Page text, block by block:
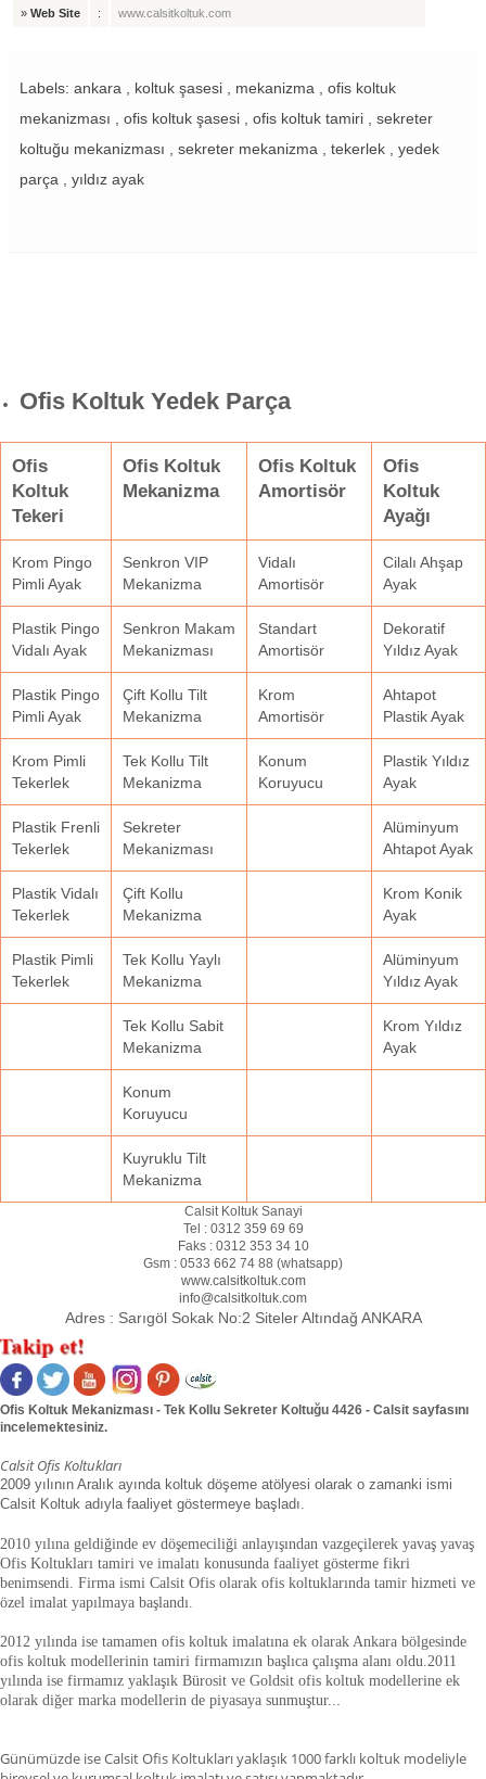
» Web Site : www.calsitkoltuk.com
Labels: ankara , koltuk şasesi , mekanizma , ofis koltuk
mekanizması , ofis koltuk şasesi , ofis koltuk tamiri , sekreter
koltuğu mekanizması , sekreter mekanizma , tekerlek , yedek
parça , yıldız ayak
Ofis Koltuk Yedek Parça
Ofis
Koltuk
Tekeri
Ofis Koltuk
Mekanizma
Ofis Koltuk
Amortisör
Ofis
Koltuk
Ayağı
Krom Pingo
Pimli Ayak
Senkron VIP
Mekanizma
Vidalı
Amortisör
Cilalı Ahşap
Ayak
Plastik Pingo
Vidalı Ayak
Senkron Makam
Mekanizması
Standart
Amortisör
Dekoratif
Yıldız Ayak
Plastik Pingo
Pimli Ayak
Çift Kollu Tilt
Mekanizma
Krom
Amortisör
Ahtapot
Plastik Ayak
Krom Pimli
Tekerlek
Tek Kollu Tilt
Mekanizma
Konum
Koruyucu
Plastik Yıldız
Ayak
Plastik Frenli
Tekerlek
Sekreter
Mekanizması
Alüminyum
Ahtapot Ayak
Plastik Vidalı
Tekerlek
Çift Kollu
Mekanizma
Krom Konik
Ayak
Plastik Pimli
Tekerlek
Tek Kollu Yaylı
Mekanizma
Alüminyum
Yıldız Ayak
Tek Kollu Sabit
Mekanizma
Krom Yıldız
Ayak
Konum
Koruyucu
Kuyruklu Tilt
Mekanizma
Calsit Koltuk Sanayi
Tel : 0312 359 69 69
Faks : 0312 353 34 10
Gsm : 0533 662 74 88 (whatsapp)
www.calsitkoltuk.com
info@calsitkoltuk.com
Adres : Sarıgöl Sokak No:2 Siteler Altındağ ANKARA
Ofis Koltuk Mekanizması - Tek Kollu Sekreter Koltuğu 4426 - Calsit sayfasını
incelemektesiniz.
Calsit Ofis Koltukları
2009 yılının Aralık ayında koltuk döşeme atölyesi olarak o zamanki ismi
Calsit Koltuk adıyla faaliyet göstermeye başladı.
2010 yılına geldiğinde ev döşemeciliği anlayışından vazgeçilerek yavaş yavaş
Ofis Koltukları tamiri ve imalatı konusunda faaliyet gösterme fikri
benimsendi. Firma ismi Calsit Ofis olarak ofis koltuklarında tamir hizmeti ve
özel imalat yapılmaya başlandı.
2012 yılında ise tamamen ofis koltuk imalatına ek olarak Ankara bölgesinde
ofis koltuk modellerinin tamiri firmamızın başlıca çalışma alanı oldu. 2011
yılında ise firmamız yaklaşık Bürosit ve Goldsit ofis koltuk modellerine ek
olarak diğer marka modellerin de piyasaya sunmuştur.
Günümüzde ise Calsit Ofis Koltukları yaklaşık 1000 farklı koltuk modeliyle